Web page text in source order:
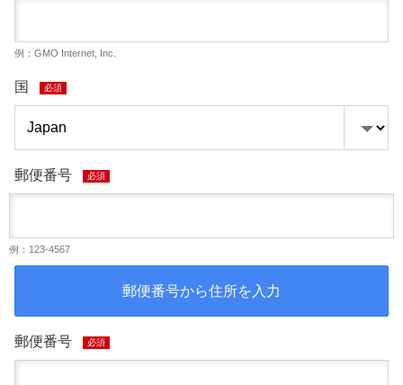
例：GMO Internet, Inc.
国 必須
郵便番号 必須
例：123-4567
郵便番号から住所を入力
郵便番号 必須